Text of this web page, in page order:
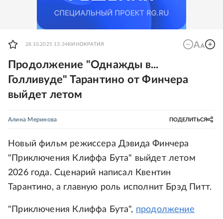
28.10.2025 13:34 КИНОКРАТИЯ
Продолжение "Однажды в...
Голливуде" Тарантино от Финчера
выйдет летом
Алина Меринова ПОДЕЛИТЬСЯ
Новый фильм режиссера Дэвида Финчера
"Приключения Клиффа Бута" выйдет летом
2026 года. Сценарий написал Квентин
Тарантино, а главную роль исполнит Брэд Питт.
"Приключения Клиффа Бута", продолжение